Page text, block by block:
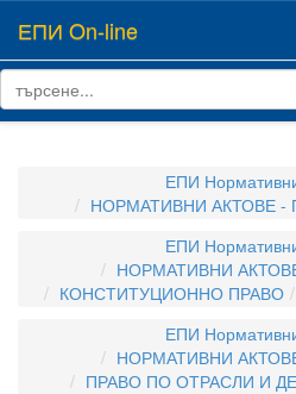
ЕПИ On-line
ЕПИ
НОРМАТИВНИ АКТОВЕ -
ЕПИ
НОРМАТИВНИ
КОНСТИТУЦИОННО ПРАВО
ЕПИ
НОРМАТИВНИ
ПРАВО ПО ОТРАСЛИ И